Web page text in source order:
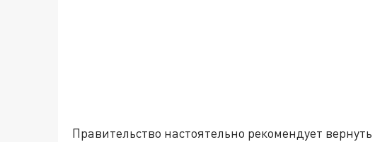
Правительство настоятельно рекомендует